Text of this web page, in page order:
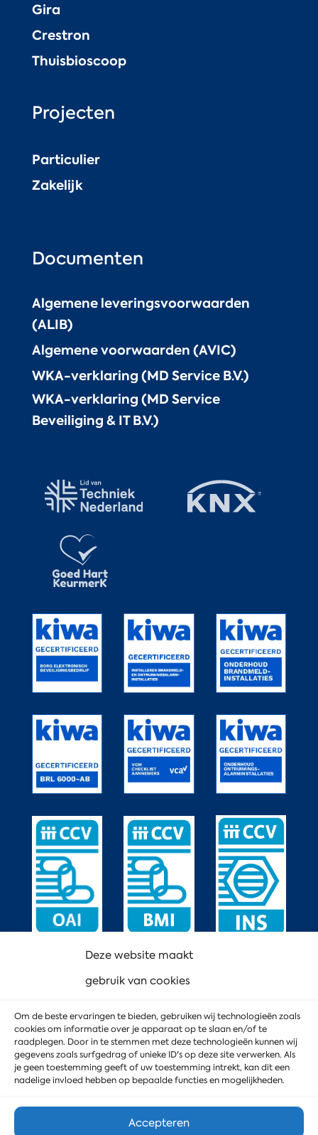
Deze website maakt
gebruik van cookies
Om de beste ervaringen te bieden, gebruiken wij technologieën zoals
cookies om informatie over je apparaat op te slaan en/of te
raadplegen. Door in te stemmen met deze technologieën kunnen wij
gegevens zoals surfgedrag of unieke ID's op deze site verwerken. Als
je geen toestemming geeft of uw toestemming intrekt, kan dit een
nadelige invloed hebben op bepaalde functies en mogelijkheden.
Accepteren
Gira
Crestron
Thuisbioscoop
Projecten
Particulier
Zakelijk
Documenten
Algemene leveringsvoorwaarden
(ALIB)
Algemene voorwaarden (AVIC)
WKA-verklaring (MD Service B.V.)
WKA-verklaring (MD Service
Beveiliging & IT B.V.)